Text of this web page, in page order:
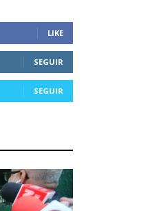
LIKE
SEGUIR
SEGUIR